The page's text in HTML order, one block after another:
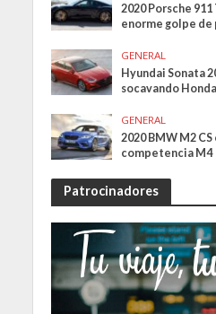
2020 Porsche
enorme golpe
GENERAL
Hyundai Sonata
socavando
GENERAL
2020 BMW M2
competencia M4
Patrocinadores